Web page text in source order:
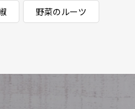
野菜のルーツ